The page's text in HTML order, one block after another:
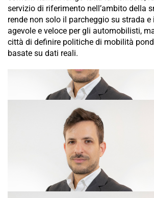
servizio di riferimento nell’ambito della
rende non solo il parcheggio su strada
agevole e veloce per gli automobilisti,
città di definire politiche di mobilità
basate su dati reali.